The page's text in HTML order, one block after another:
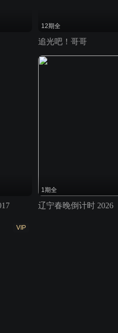
12期全
追光吧！哥哥
1期全
辽宁春晚倒计时 2026
VIP